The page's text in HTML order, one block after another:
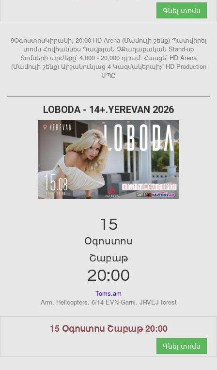
Գնել տոմս
9ՕգոստոսԿիրակի, 20:00 HD Arena (Մամուլի շենք) Պատվիրել
տոմս Հովհաննես Դավթյան ՉՔաղաքական Stand-up
Տոմսերի արժեքը՝ 4,000 - 20,000 դրամ։ Հասցե՝ HD Arena
(Մամուլի շենք) Արշակունյաց 4 Կազմակերպիչ՝ HD Production
ՍՊԸ
LOBODA - 14+.YEREVAN 2026
15
Օգոստոս
Շաբաթ
20:00
Toms.am
Arm. Helicopters. 6/14 EVN-Garni. JRVEJ forest
15 Օգոստոս Շաբաթ 20:00
Գնել տոմս